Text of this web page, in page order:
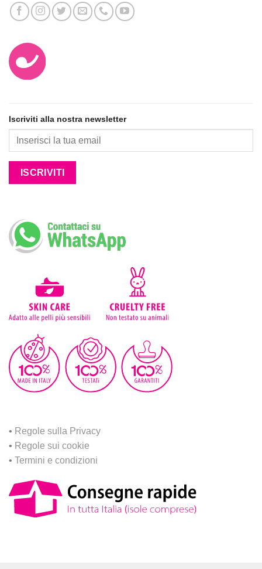
Iscriviti alla nostra newsletter
• Regole sulla Privacy
• Regole sui cookie
• Termini e condizioni